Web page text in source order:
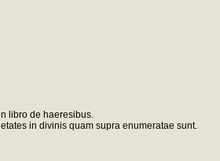
libro de haeresibus.
in divinis quam supra enumeratae sunt.